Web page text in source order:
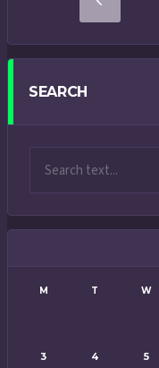
SEARCH
M T W
3 4 5